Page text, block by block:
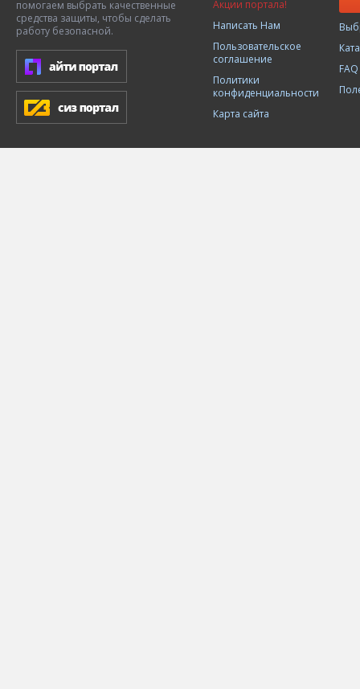
помогаем выбрать качественные
средства защиты, чтобы сделать
работу безопасной.
Акции портала!
Написать Нам
Пользовательское
соглашение
Политики
конфиденциальности
Карта сайта
FAQ